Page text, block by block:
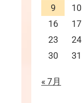
9
10
16
17
23
24
30
31
« 7月